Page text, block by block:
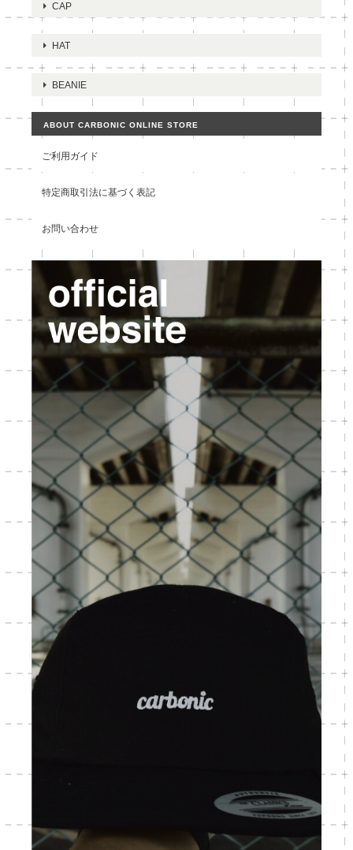
CAP
HAT
BEANIE
ABOUT CARBONIC ONLINE STORE
ご利用ガイド
特定商取引法に基づく表記
お問い合わせ